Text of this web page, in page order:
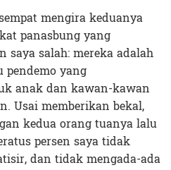
mengira keduanya
panasbung yang
saya salah: mereka adalah
yang
anak dan kawan-kawan
Usai memberikan bekal,
kedua orang tuanya lalu
persen saya tidak
dan tidak mengada-ada